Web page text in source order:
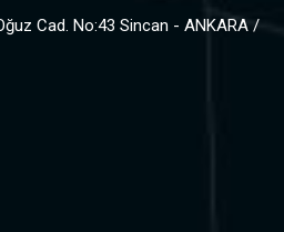
Cad. No:43 Sincan - ANKARA /